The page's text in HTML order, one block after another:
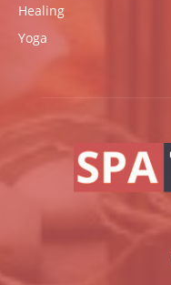
Healing
Yoga